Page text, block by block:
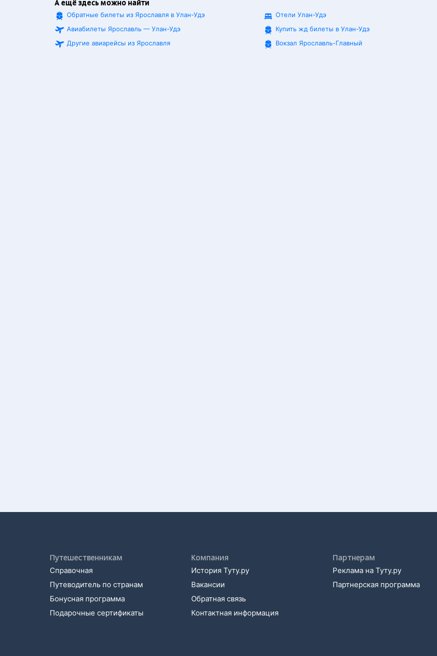
А ещё здесь можно найти
Обратные билеты из Ярославля в Улан-Удэ
Авиабилеты Ярославль — Улан-Удэ
Другие авиарейсы из Ярославля
Отели Улан-Удэ
Купить жд билеты в Улан-Удэ
Вокзал Ярославль-Главный
Путешественникам
Справочная
Путеводитель по странам
Бонусная программа
Подарочные сертификаты
Компания
История Туту.ру
Вакансии
Обратная связь
Контактная информация
Партнерам
Реклама на Туту.ру
Партнерская программа